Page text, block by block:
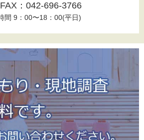
FAX：042-696-3766
間 9：00〜18：00(平日)